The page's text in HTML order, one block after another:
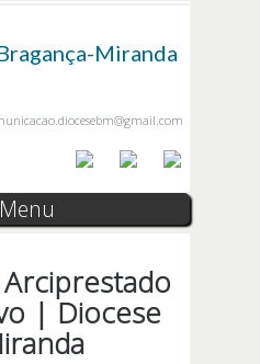
Miranda
| Diocese